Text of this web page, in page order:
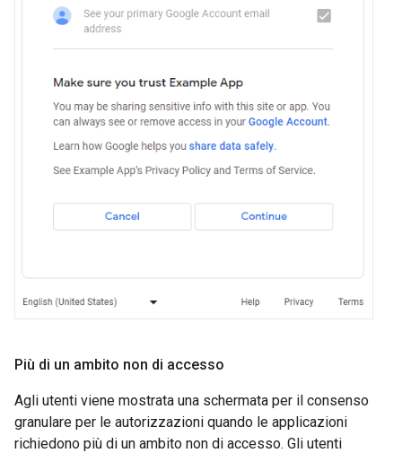
Più di un ambito non di accesso
Agli utenti viene mostrata una schermata per il consenso
granulare per le autorizzazioni quando le applicazioni
richiedono più di un ambito non di accesso. Gli utenti